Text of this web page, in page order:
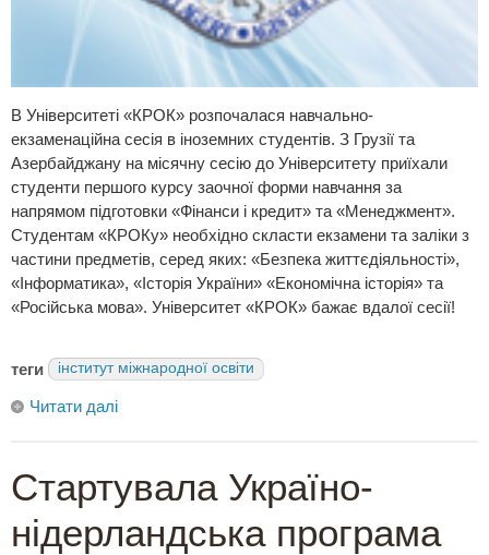
В Університеті «КРОК» розпочалася навчально-
екзаменаційна сесія в іноземних студентів. З Грузії та
Азербайджану на місячну сесію до Університету приїхали
студенти першого курсу заочної форми навчання за
напрямом підготовки «Фінанси і кредит» та «Менеджмент».
Студентам «КРОКу» необхідно скласти екзамени та заліки з
частини предметів, серед яких: «Безпека життєдіяльності»,
«Інформатика», «Історія України» «Економічна історія» та
«Російська мова». Університет «КРОК» бажає вдалої сесії!
теги інститут міжнародної освіти
Читати далі
Стартувала Україно-
нідерландська програма